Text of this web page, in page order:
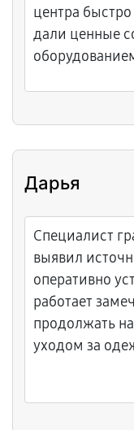
центра
дали ценные
Дарья
Специалист
выявил
оперативно
работает
продолжать
уходом за